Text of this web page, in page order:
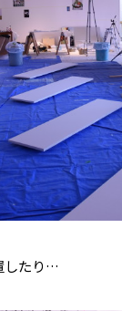
したり…